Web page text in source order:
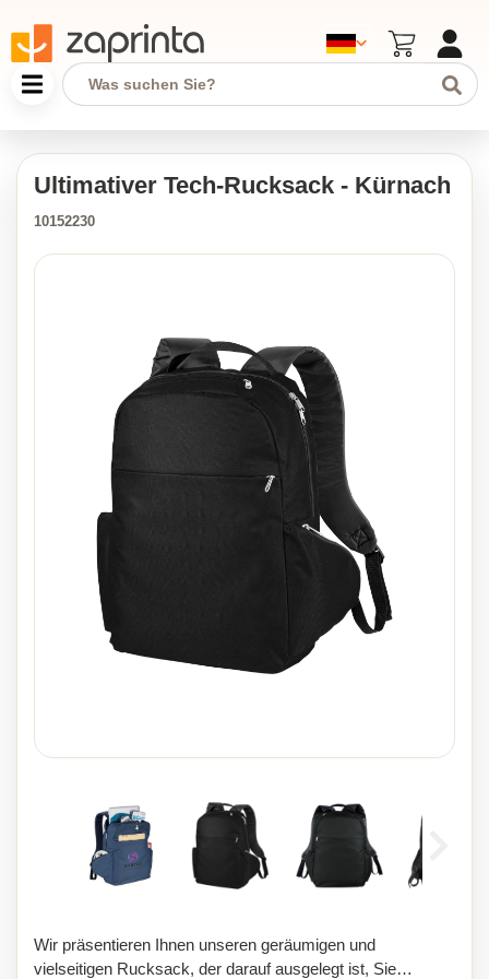
Ultimativer Tech-Rucksack - Kürnach
10152230
Wir präsentieren Ihnen unseren geräumigen und
vielseitigen Rucksack, der darauf ausgelegt ist, Sie